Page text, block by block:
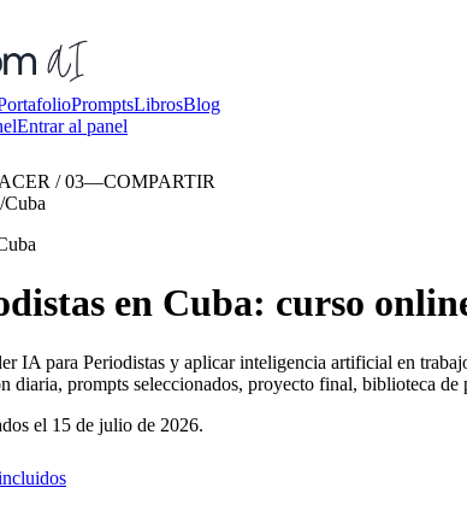
PromptsLibrosBlog
Entrar al panel
/ 03—COMPARTIR
/Cuba
en Cuba: curso
IA para Periodistas y aplicar inteligencia artificial en
diaria, prompts seleccionados, proyecto final, biblioteca
el 15 de julio de 2026.